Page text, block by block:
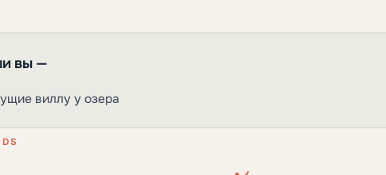
вы —
виллу у озера